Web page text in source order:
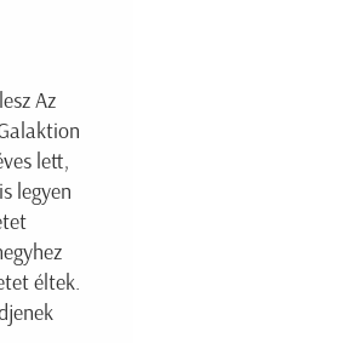
Az
lett,
legyen
éltek.